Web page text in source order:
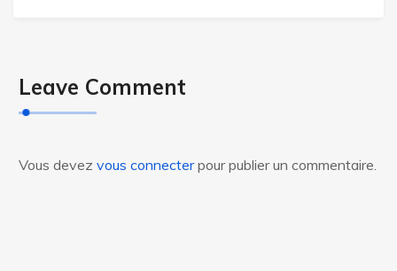
Leave Comment
Vous devez vous connecterpour publier un commentaire.